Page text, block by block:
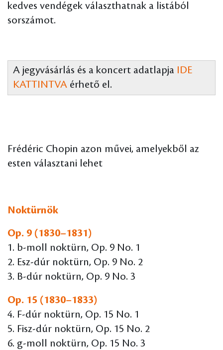
kedves vendégek választhatnak a listából
sorszámot.
A jegyvásárlás és a koncert adatlapja IDE
KATTINTVA érhető el.
Frédéric Chopin azon művei, amelyekből az
esten választani lehet
Noktürnök
Op. 9 (1830–1831)
1. b-moll noktürn, Op. 9 No. 1
2. Esz-dúr noktürn, Op. 9 No. 2
3. B-dúr noktürn, Op. 9 No. 3
Op. 15 (1830–1833)
4. F-dúr noktürn, Op. 15 No. 1
5. Fisz-dúr noktürn, Op. 15 No. 2
6. g-moll noktürn, Op. 15 No. 3